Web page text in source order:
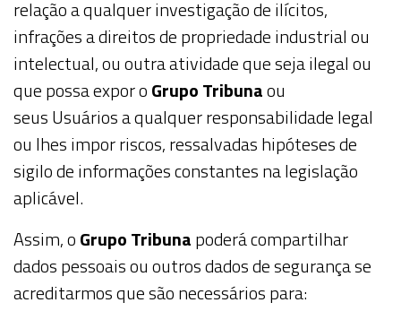
relação a qualquer investigação de ilícitos,
infrações a direitos de propriedade industrial ou
intelectual, ou outra atividade que seja ilegal ou
que possa expor oGrupo Tribunaou
seusUsuáriosa qualquer responsabilidade legal
ou lhes impor riscos, ressalvadas hipóteses de
sigilo de informações constantes na legislação
aplicável.
Assim, oGrupo Tribunapoderá compartilhar
dados pessoais ou outros dados de segurança se
acreditarmos que são necessários para: